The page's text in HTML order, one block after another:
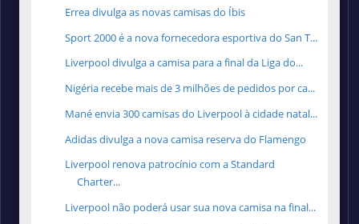
Errea divulga as novas camisas do Íbis
Sport 2000 é a nova fornecedora esportiva do San T...
Liverpool divulga a camisa para a final da Liga do...
Nigéria recebe mais de 3 milhões de pedidos por ca...
Mané envia 300 camisas do Liverpool à cidade natal...
Adidas divulga a nova camisa reserva do Flamengo
Liverpool renova patrocínio com a Standard
Charter...
Liverpool não poderá usar sua nova camisa na final...